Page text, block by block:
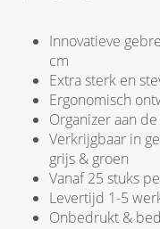
Innovatieve
cm
Extra sterk en
Ergonomisch
Organizer aan
Verkrijgbaar in
grijs & groen
Vanaf 25 stuks
Levertijd 1-5
Onbedrukt &